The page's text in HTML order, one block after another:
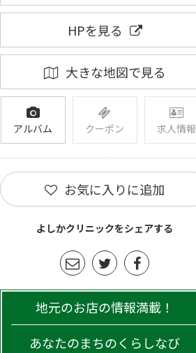
HPを見る
大きな地図で見る
アルバム クーポン 求人情報
お気に入りに追加
よしかクリニックをシェアする
地元のお店の情報満載！
あなたのまちのくらしなび